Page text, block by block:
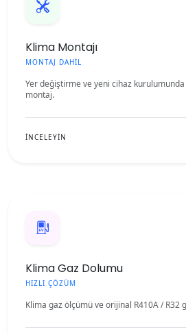
Klima Montajı
MONTAJ DAHİL
Yer değiştirme ve yeni cihaz kurulumunda
montaj.
İNCELEYİN
Klima Gaz Dolumu
HIZLI ÇÖZÜM
Klima gaz ölçümü ve orijinal R410A / R32